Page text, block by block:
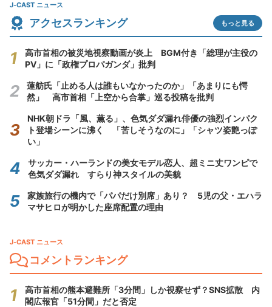
J-CAST ニュース
アクセスランキング もっと見る
高市首相の被災地視察動画が炎上 BGM付き「総理が主役の
PV」に「政権プロパガンダ」批判
蓮舫氏「止める人は誰もいなかったのか」「あまりにも愕
然」 高市首相「上空から合掌」巡る投稿を批判
NHK朝ドラ「風、薫る」、色気ダダ漏れ俳優の強烈インパク
ト登場シーンに沸く 「苦しそうなのに」「シャツ姿艶っぽ
い」
サッカー・ハーランドの美女モデル恋人、超ミニ丈ワンピで
色気ダダ漏れ すらり神スタイルの美貌
家族旅行の機内で「パパだけ別席」あり？ 5児の父・エハラ
マサヒロが明かした座席配置の理由
J-CAST ニュース
コメントランキング
高市首相の熊本避難所「3分間」しか視察せず？SNS拡散 内
閣広報官「51分間」だと否定